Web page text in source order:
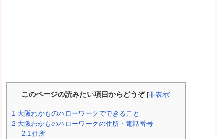
このページの読みたい項目からどうぞ [非表示]
1 大阪わかものハローワークでできること
2 大阪わかものハローワークの住所・電話番号
2.1 住所